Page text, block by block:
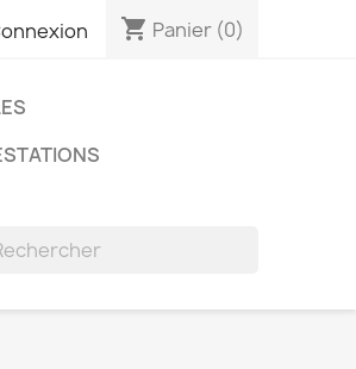
shopping_cart Panier (0)